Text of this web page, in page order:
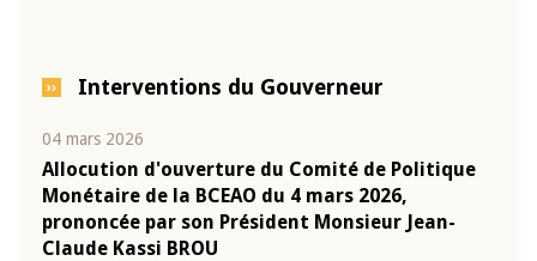
Interventions du Gouverneur
04 mars 2026
Allocution d'ouverture du Comité de Politique
Monétaire de la BCEAO du 4 mars 2026,
prononcée par son Président Monsieur Jean-
Claude Kassi BROU